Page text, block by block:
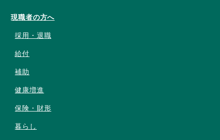
現職者の方へ
採用・退職
給付
補助
健康増進
保険・財形
暮らし